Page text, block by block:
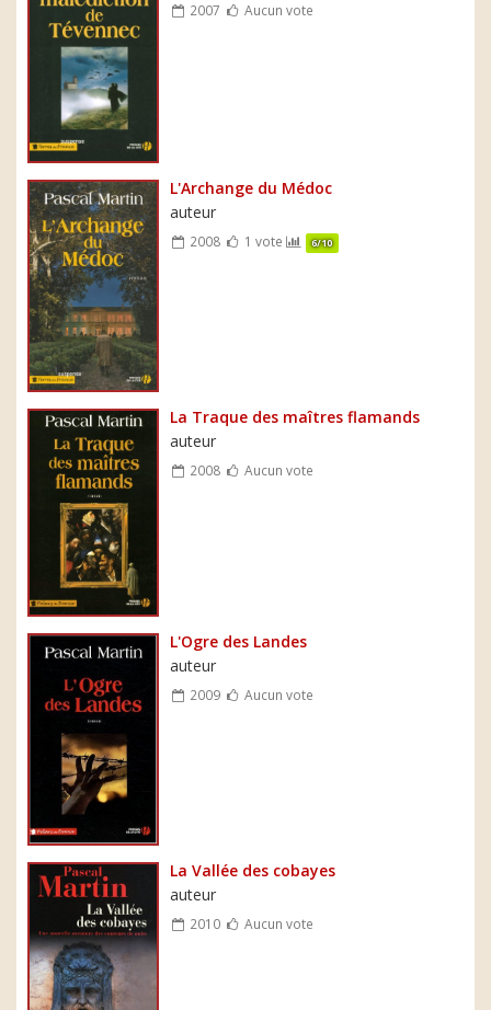
2007 Aucun vote
L'Archange du Médoc
auteur
2008 1 vote 6/10
La Traque des maîtres flamands
auteur
2008 Aucun vote
L'Ogre des Landes
auteur
2009 Aucun vote
La Vallée des cobayes
auteur
2010 Aucun vote